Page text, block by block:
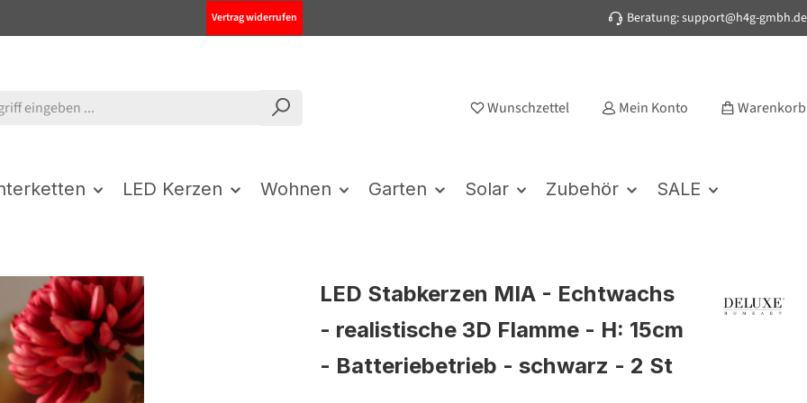
Vertrag widerrufen Beratung: support@h4g-gmbh.de
Wunschzettel Mein Konto Warenkorb
LED Kerzen Wohnen Garten Solar Zubehör SALE
LED Stabkerzen MIA - Echtwachs
- realistische 3D Flamme - H: 15cm
- Batteriebetrieb - schwarz - 2 St